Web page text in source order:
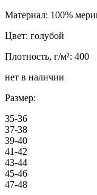
Материал: 100%
Цвет: голубой
Плотность, г/м²: 400
нет в наличии
Размер:
35-36
37-38
39-40
41-42
43-44
45-46
47-48